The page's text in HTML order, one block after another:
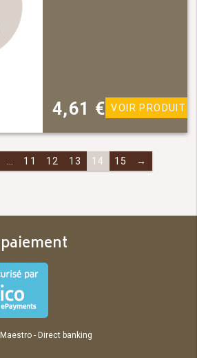
4,61 € VOIR PRODUIT
11 12 13 14 15 →
- Direct banking